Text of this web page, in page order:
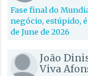
Fase final do
negócio, estúpido,
de June de 2026
João
Viva